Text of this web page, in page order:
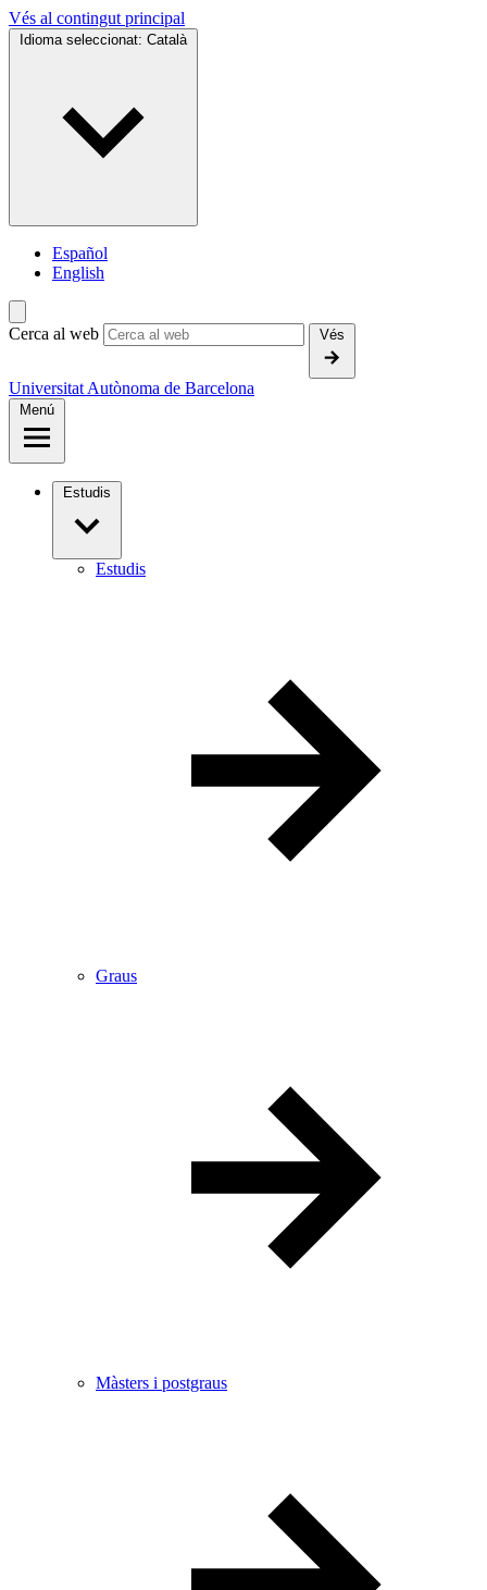
Vés al contingut principal
Idioma seleccionat: Català
Español
English
Cerca al web Vés
Universitat Autònoma de Barcelona
Menú
Estudis
Estudis
Graus
Màsters i postgraus